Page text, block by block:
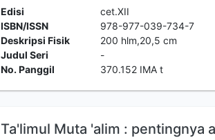
Edisi
cet.XII
ISBN/ISSN
978-977-039-734-7
Deskripsi Fisik
200 hlm,20,5 cm
Judul Seri
-
No. Panggil
370.152 IMA t
Ta'limul Muta 'alim : pentingnya